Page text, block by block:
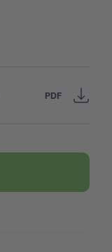
PDF